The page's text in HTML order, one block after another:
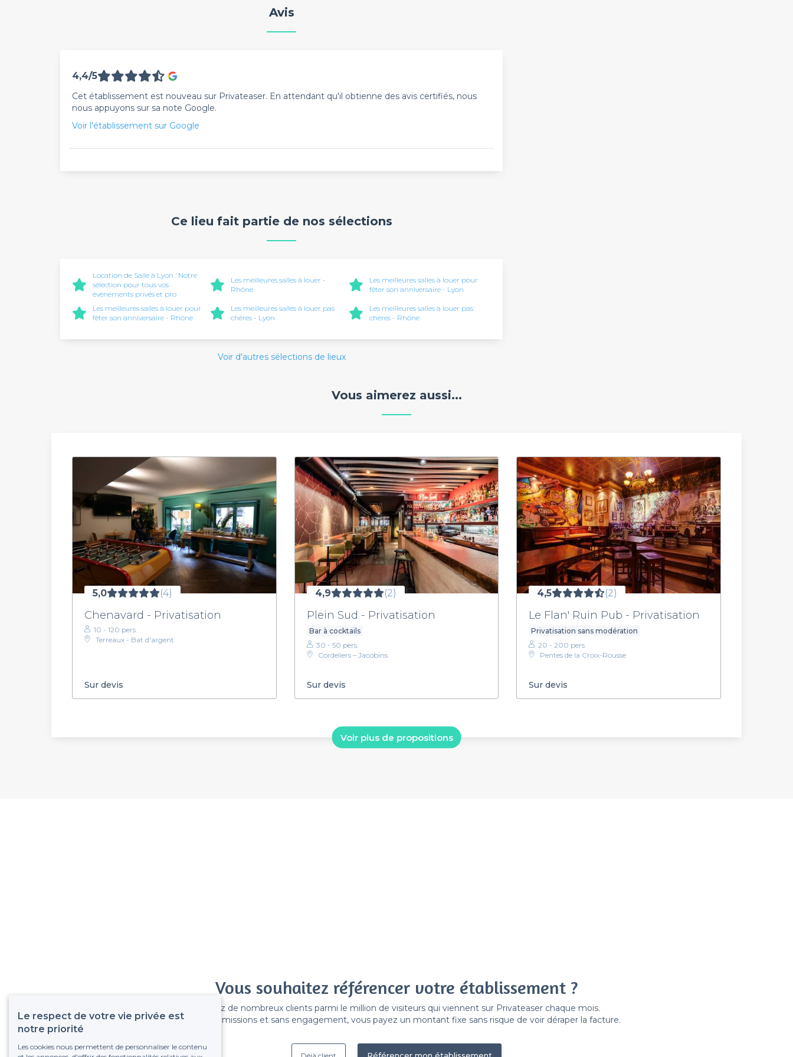
Avis
4,4/5
Cet établissement est nouveau sur Privateaser. En attendant qu'il obtienne des avis certifiés, nous
nous appuyons sur sa note Google.
Voir l'établissement sur Google
Ce lieu fait partie de nos sélections
Location de Salle à Lyon : Notre
sélection pour tous vos
événements privés et pro
Les meilleures salles à louer -
Rhône
Les meilleures salles à louer pour
fêter son anniversaire - Lyon
Les meilleures salles à louer pour
fêter son anniversaire - Rhône
Les meilleures salles à louer pas
chères - Lyon
Les meilleures salles à louer pas
chères - Rhône
Voir d'autres sélections de lieux
Vous aimerez aussi...
5,0 (4)
Chenavard - Privatisation
10 - 120 pers.
Terreaux - Bat d'argent
Sur devis
4,9 (2)
Plein Sud - Privatisation
Bar à cocktails
30 - 50 pers.
Cordeliers – Jacobins
Sur devis
4,5 (2)
Le Flan' Ruin Pub - Privatisation
Privatisation sans modération
20 - 200 pers.
Pentes de la Croix-Rousse
Sur devis
Voir plus de propositions
Vous souhaitez référencer votre établissement ?
Gagnez de nombreux clients parmi le million de visiteurs qui viennent sur Privateaser chaque mois.
Pas de commissions et sans engagement, vous payez un montant fixe sans risque de voir déraper la facture.
Déjà client
Le respect de votre vie privée est
notre priorité
Les cookies nous permettent de personnaliser le contenu